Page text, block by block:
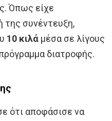
Όπως είχε
της συνέντευξη,
10 κιλά μέσα σε λίγους
διατροφής.
ότι αποφάσισε να